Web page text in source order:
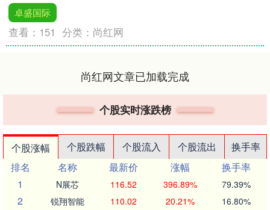
卓盛国际
查看： 151 分类： 尚红网
尚红网文章已加载完成
个股实时涨跌榜
个股涨幅 个股跌幅 个股流入 个股流出
换手率
排名
名称 最新价 涨幅
换手率
1
N展芯 116.52 396.89% 79.39%
2 锐翔智能 110.02 20.21% 16.80%